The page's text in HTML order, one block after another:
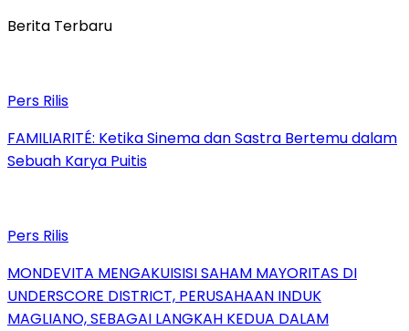
Berita Terbaru
Pers Rilis
FAMILIARITÉ: Ketika Sinema dan Sastra Bertemu dalam
Sebuah Karya Puitis
Pers Rilis
MONDEVITA MENGAKUISISI SAHAM MAYORITAS DI
UNDERSCORE DISTRICT, PERUSAHAAN INDUK
MAGLIANO, SEBAGAI LANGKAH KEDUA DALAM